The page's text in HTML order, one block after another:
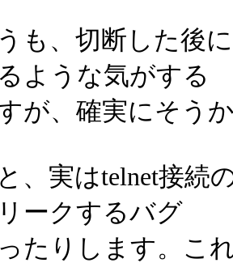
も、切断した後
ような気がする
が、確実にそう
、実はtelnet接続
ークするバグ
たりします。こ